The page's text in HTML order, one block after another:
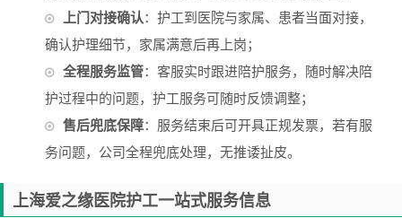
上门对接确认：护工到医院与家属、患者当面对接，
确认护理细节，家属满意后再上岗；
全程服务监管：客服实时跟进陪护服务，随时解决陪
护过程中的问题，护工服务可随时反馈调整；
售后兜底保障：服务结束后可开具正规发票，若有服
务问题，公司全程兜底处理，无推诿扯皮。
上海爱之缘医院护工一站式服务信息